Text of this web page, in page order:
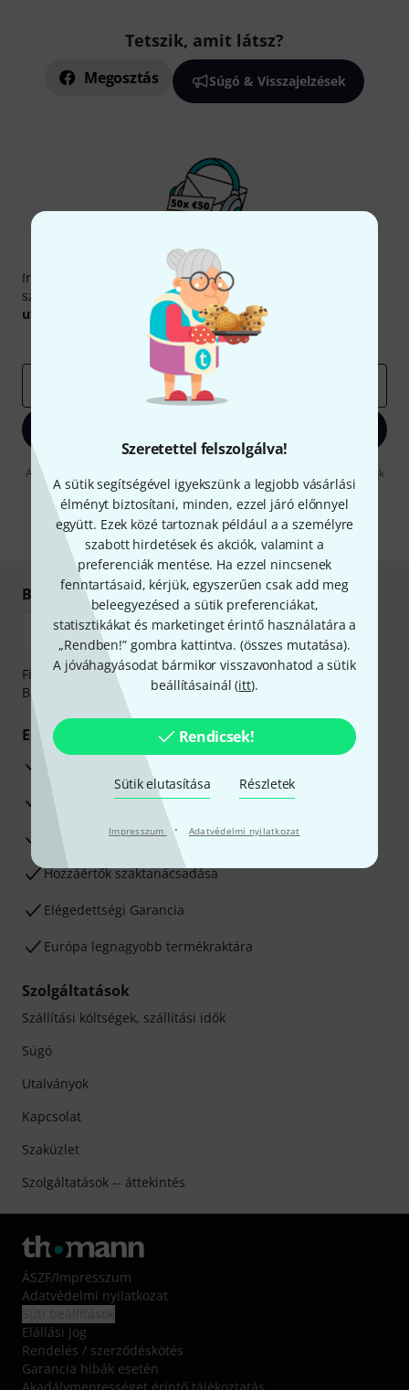
Szeretettel felszolgálva!
A sütik segítségével igyekszünk a legjobb vásárlási
élményt biztosítani, minden, ezzel járó előnnyel
együtt. Ezek közé tartoznak például a a személyre
szabott hirdetések és akciók, valamint a
preferenciák mentése. Ha ezzel nincsenek
fenntartásaid, kérjük, egyszerűen csak add meg
beleegyezésed a sütik preferenciákat,
statisztikákat és marketinget érintő használatára a
„Rendben!” gombra kattintva. (összes mutatása).
A jóváhagyásodat bármikor visszavonhatod a sütik
beállításainál (itt).
Rendicsek!
Sütik elutasítása Részletek
Impresszum · Adatvédelmi nyilatkozat
Tetszik, amit látsz?
Megosztás Súgó & Visszajelzések
Thomann hírlevél
Iratkozz fel a Thomann angol nyelvű hírlevelére, és kis
szerencsével megnyerheted a50egyenként
utalvány
Inspiráló gondolatok
Akciók
A "Bejelentkezés" gombra kattintva elfogadja, hogy e-mailben küldjünk
önnek hirdetéseket. Bármikor leiratkozhat erről. A hírlevélről további
információkat azdata protection guideline-ben talál.
* Kitöltés kötelező
Biztonságos vásárlás és fizetés
Fizessen biztonságosan, titkosítással: Banki átutalás vagy
Betéti- vagy hitelkártya segítségével
Előnyök
3 éves Thomann-garancia
30 napos pénzvisszafizetési garancia
Javítás/Szervizelés
Hozzáértők szaktanácsadása
Elégedettségi Garancia
Európa legnagyobb termékraktára
Szolgáltatások
Szállítási költségek, szállítási idők
Súgó
Utalványok
Kapcsolat
Szaküzlet
Szolgáltatások -- áttekintés
ÁSZF/Impresszum
Adatvédelmi nyilatkozat
Elállási jog
Rendelés / szerződéskötés
Garancia hibák esetén